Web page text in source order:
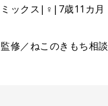
ミックス|♀|7歳11カ月
監修／ねこのきもち相